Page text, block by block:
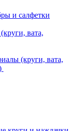
и салфетки
вата,
(круги, вата,